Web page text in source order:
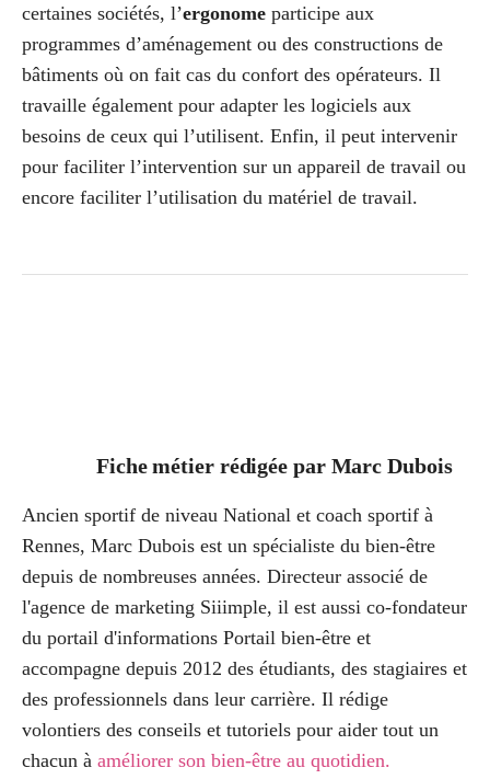
certaines sociétés, l’ergonome participe aux
programmes d’aménagement ou des constructions de
bâtiments où on fait cas du confort des opérateurs. Il
travaille également pour adapter les logiciels aux
besoins de ceux qui l’utilisent. Enfin, il peut intervenir
pour faciliter l’intervention sur un appareil de travail ou
encore faciliter l’utilisation du matériel de travail.
Fiche métier rédigée par Marc Dubois
Ancien sportif de niveau National et coach sportif à
Rennes, Marc Dubois est un spécialiste du bien-être
depuis de nombreuses années. Directeur associé de
l'agence de marketing Siiimple, il est aussi co-fondateur
du portail d'informations Portail bien-être et
accompagne depuis 2012 des étudiants, des stagiaires et
des professionnels dans leur carrière. Il rédige
volontiers des conseils et tutoriels pour aider tout un
chacun à améliorer son bien-être au quotidien.